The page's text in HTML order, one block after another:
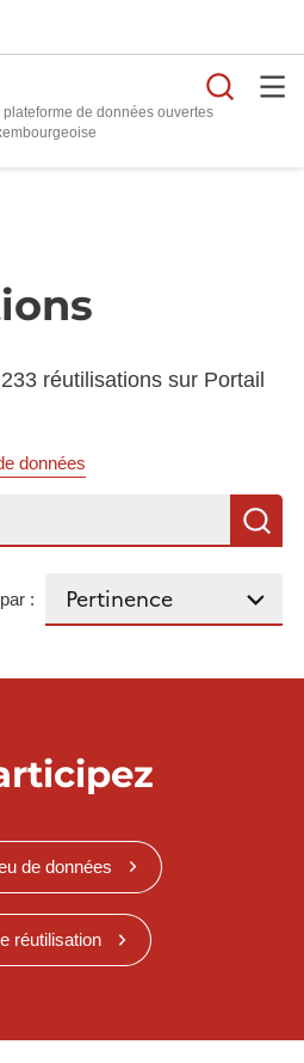
plateforme de données ouvertes
réutilisations sur Portail
données
:
de données
réutilisation